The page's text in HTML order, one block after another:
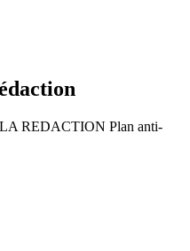
REDACTION Plan anti-